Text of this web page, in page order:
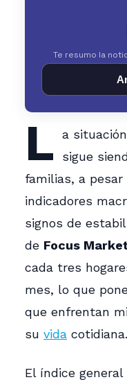
Te resumo la
L a
sigue
familias, a
indicadores
signos de
de Focus
cada tres
mes, lo que
que enfrentan
su vida cotidiana.
El índice